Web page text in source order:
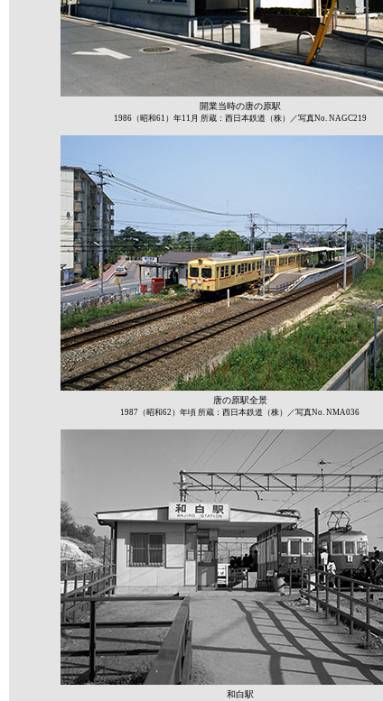
開業当時の唐の原駅
1986（昭和61）年11月 所蔵：西日本鉄道（株）／写真No. NAGC219
唐の原駅全景
1987（昭和62）年頃 所蔵：西日本鉄道（株）／写真No. NMA036
和白駅